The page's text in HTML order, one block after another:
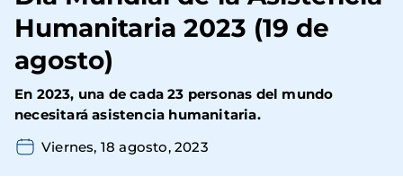
Humanitaria 2023 (19 de
agosto)
En 2023, una de cada 23 personas del mundo
necesitará asistencia humanitaria.
Viernes, 18 agosto, 2023